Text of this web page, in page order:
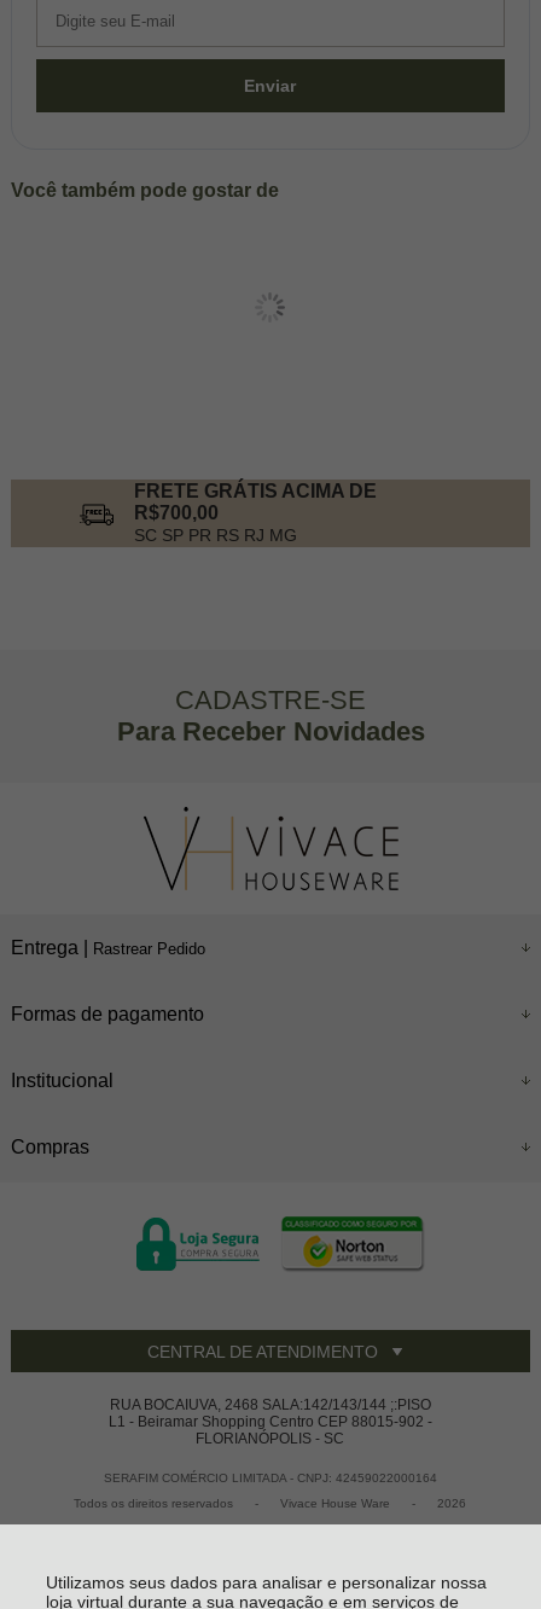
Utilizamos seus dados para analisar e personalizar nossa
loja virtual durante a sua navegação e em serviços de
Enviar
Você também pode gostar de
FRETE GRÁTIS ACIMA DE
R$700,00
SC SP PR RS RJ MG
CADASTRE-SE
Para Receber Novidades
Entrega | Rastrear Pedido
Formas de pagamento
Institucional
Compras
CENTRAL DE ATENDIMENTO
RUA BOCAIUVA, 2468 SALA:142/143/144 ;:PISO
L1 - Beiramar Shopping Centro CEP 88015-902 -
FLORIANÓPOLIS - SC
SERAFIM COMÉRCIO LIMITADA - CNPJ: 42459022000164
Todos os direitos reservados
- Vivace House Ware - 2026